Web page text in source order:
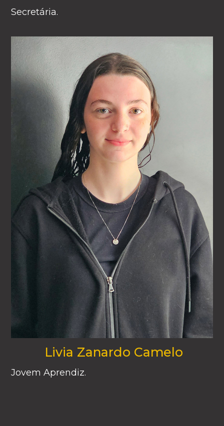
Secretária.
Livia Zanardo Camelo
Jovem Aprendiz.